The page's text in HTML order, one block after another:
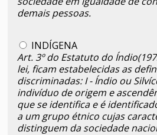
demais pessoas.
INDÍGENA
Art. 3º do Estatuto do
lei, ficam estabelecidas as
discriminadas: I - Índio ou
indivíduo de origem e
que se identifica e é
a um grupo étnico cujas
distinguem da sociedade